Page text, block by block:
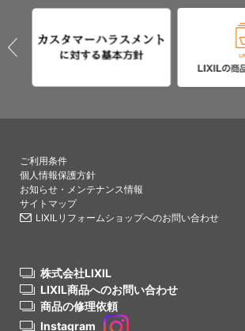
ご利用条件
個人情報保護方針
お知らせ・メンテナンス情報
サイトマップ
LIXILリフォームショップへのお問い合わせ
株式会社LIXIL
LIXIL商品へのお問い合わせ
商品の修理依頼
Instagram